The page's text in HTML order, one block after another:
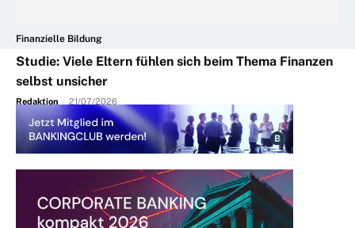
Finanzielle Bildung
Studie: Viele Eltern fühlen sich beim Thema Finanzen
selbst unsicher
Redaktion - 21/07/2026